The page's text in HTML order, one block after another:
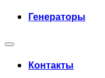
Генераторы
Контакты